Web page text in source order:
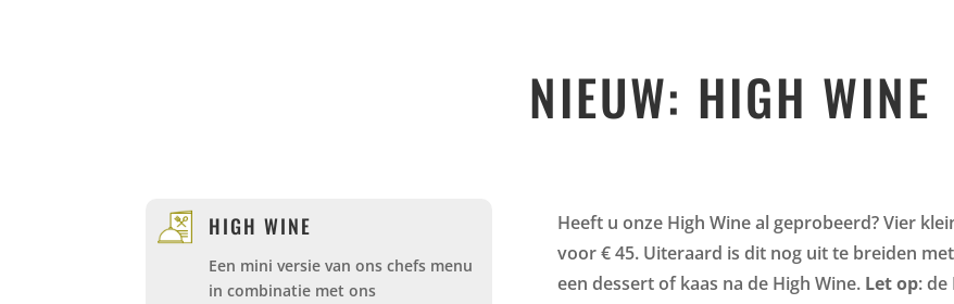
NIEUW: HIGH WINE
HIGH WINE
Een mini versie van ons chefs menu
in combinatie met ons
Heeft u onze High Wine al geprobeerd? Vier
voor € 45. Uiteraard is dit nog uit te breiden
een dessert of kaas na de High Wine. Let op: de